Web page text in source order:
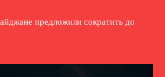
предложили сократить до